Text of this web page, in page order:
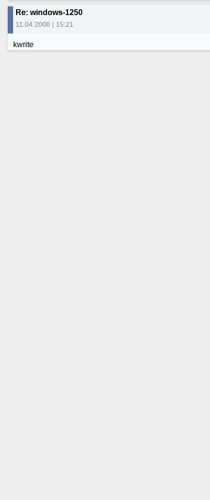
Re: windows-1250
11.04.2008 | 15:21
kwrite